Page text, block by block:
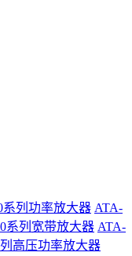
系列功率放大器 ATA-
系列宽带放大器 ATA-
高压功率放大器